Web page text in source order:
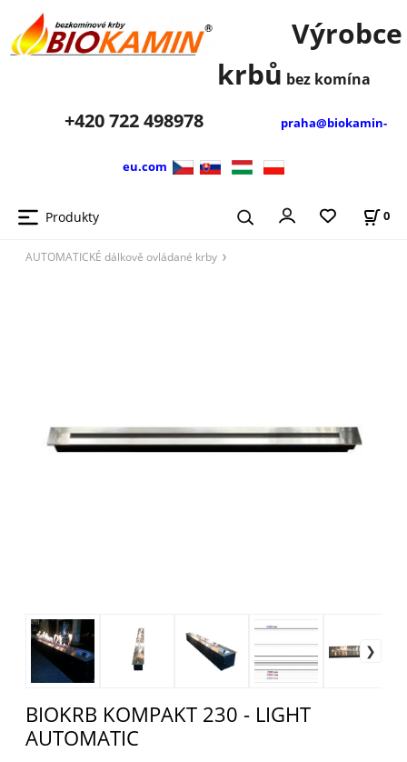
Výrobce
krbů bez komína
+420722 498978 praha@biokamin-
eu.com
Produkty 0
AUTOMATICKÉ dálkově ovládané krby
BIOKRB KOMPAKT 230 - LIGHT
AUTOMATIC